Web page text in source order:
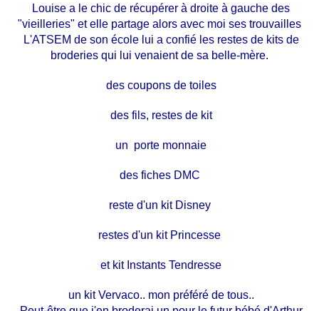
Louise a le chic de récupérer à droite à gauche des
"vieilleries" et elle partage alors avec moi ses trouvailles
L'ATSEM de son école lui a confié les restes de kits de
broderies qui lui venaient de sa belle-mère.
des coupons de toiles
des fils, restes de kit
un porte monnaie
des fiches DMC
reste d'un kit Disney
restes d'un kit Princesse
et kit Instants Tendresse
un kit Vervaco.. mon préféré de tous..